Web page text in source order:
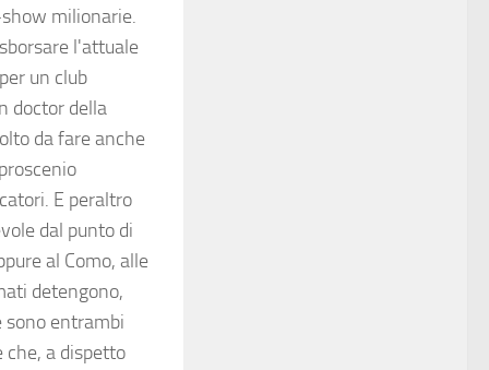
milionarie.
l'attuale
un club
doctor della
da fare anche
E peraltro
dal punto di
al Como, alle
detengono,
sono entrambi
che, a dispetto